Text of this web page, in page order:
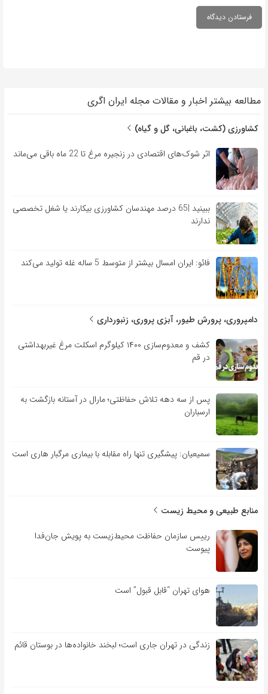
مطالعه بیشتر اخبار و مقالات مجله ایران اگری
کشاورزی (کشت، باغبانی، گل و گیاه)
اثر شوک‌های اقتصادی در زنجیره مرغ تا 22 ماه باقی می‌ماند
ببینید |65 درصد مهندسان کشاورزی بیکارند یا شغل تخصصی
ندارند
فائو: ایران امسال بیشتر از متوسط 5 ساله غله تولید می‌کند
دامپروری، پرورش طیور، آبزی پروری، زنبورداری
کشف و معدوم‌سازی ۱۴۰۰ کیلوگرم اسکلت مرغ غیربهداشتی
در قم
پس از سه دهه تلاش حفاظتی؛ مارال در آستانه بازگشت به
ارسباران
سمیعیان: پیشگیری تنها راه مقابله با بیماری مرگبار هاری است
منابع طبیعی و محیط زیست
رییس سازمان حفاظت محیط‌زیست به پویش جان‌فدا
پیوست
هوای تهران “قابل قبول” است
زندگی در تهران جاری است؛ لبخند خانواده‌ها در بوستان قائم